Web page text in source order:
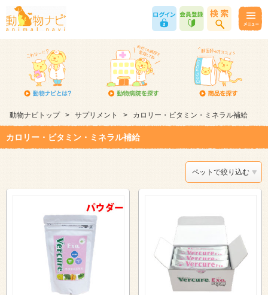
動物ナビトップ > サプリメント > カロリー・ビタミン・ミネラル補給
カロリー・ビタミン・ミネラル補給
ペットで絞り込む